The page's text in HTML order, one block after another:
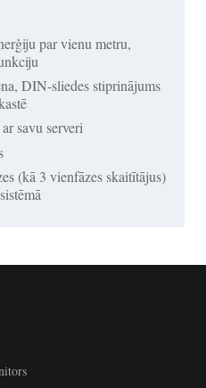
par vienu metru,
DIN-sliedes stiprinājums
savu serveri
(kā 3 vienfāzes skaitītājus)